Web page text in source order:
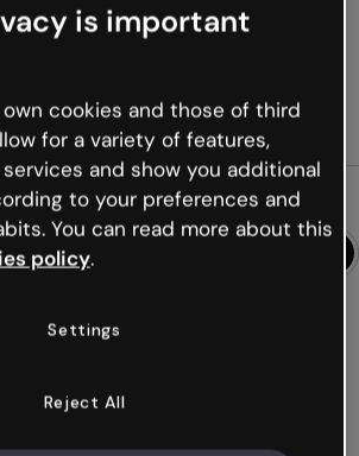
e multimídia
e outros formatos
is important
cookies and those of third
for a variety of features,
and show you additional
to your preferences and
You can read more about this
policy.
Settings
Reject All